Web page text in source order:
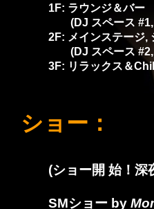
1F: ラウンジ＆バ
(DJ スペース #1,
2F: メインステージ,
(DJ スペース #2,
3F: リラックス＆
ショー：
(ショー開 始！深
SMショー by